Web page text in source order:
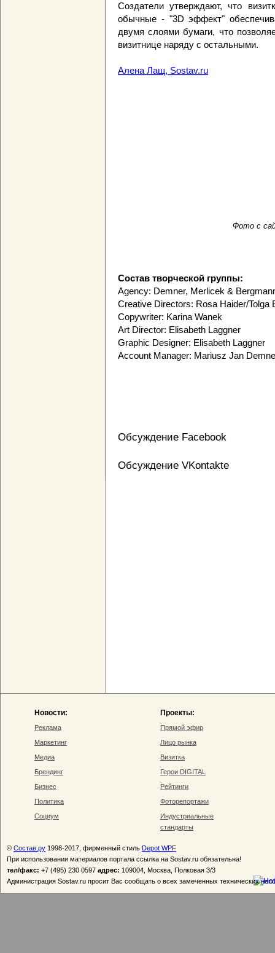
Создатели утверждают, что
обычные - "3D эффект"
двумя слоями бумаги, что
визитнице наряду с остальными.
Алена Лащ, Sostav.ru
Фото с
Состав творческой группы:
Agency: Demner, Merlicek &
Creative Directors: Rosa Haider/Tolga
Copywriter: Karina Wanek
Art Director: Elisabeth Laggner
Graphic Designer: Elisabeth Laggner
Account Manager: Mariusz Jan
Обсуждение Facebook
Обсуждение VKontakte
Новости:
Реклама
Маркетинг
Медиа
Брендинг
Бизнес
Политика
Социум
Проекты:
Прямой эфир
Лицо рынка
Визитка
Герои DIGITAL
Рейтинги
Фоторепортажи
Индустриальные
стандарты
© Состав.ру 1998-2017, фирменный стиль Depot WPF
При использовании материалов портала ссылка на Sostav.ru обязательна!
тел/факс: +7 (495) 230 0597 адрес: 109004, Москва, Полковая 3/3
Администрация Sostav.ru просит Вас сообщать о всех замеченных технических